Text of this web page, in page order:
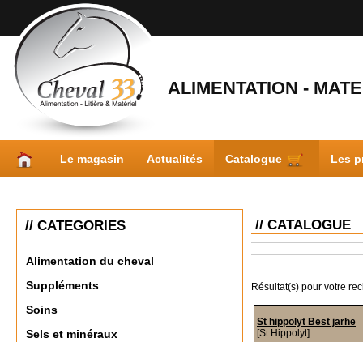
ALIMENTATION -
Le magasin Actualités Catalogue Les
// CATEGORIES
Alimentation du cheval
Suppléments
Soins
Sels et minéraux
// CATALOGUE
Résultat(s) pour votre
St hippolyt Best jarhe
[St Hippolyt]